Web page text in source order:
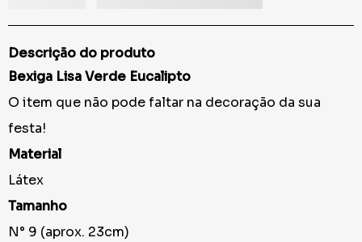
Descrição do produto
Bexiga Lisa Verde Eucalipto
O item que não pode faltar na decoração da sua
festa!
Material
Látex
Tamanho
N° 9 (aprox. 23cm)